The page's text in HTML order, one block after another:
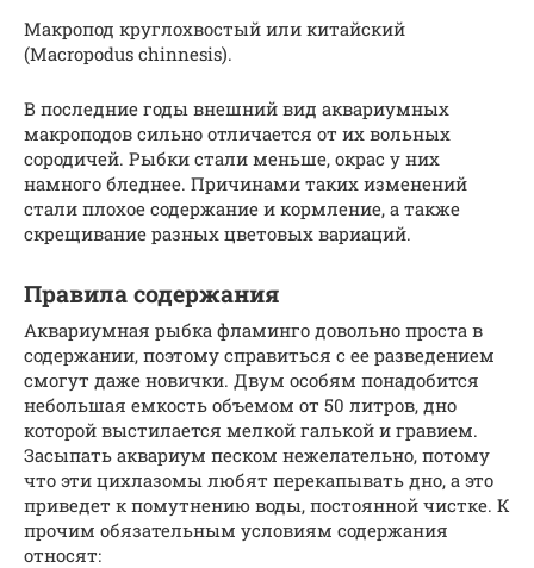
Макропод круглохвостый или китайский
(Macropodus chinnesis).
В последние годы внешний вид аквариумных
макроподов сильно отличается от их вольных
сородичей. Рыбки стали меньше, окрас у них
намного бледнее. Причинами таких изменений
стали плохое содержание и кормление, а также
скрещивание разных цветовых вариаций.
Правила содержания
Аквариумная рыбка фламинго довольно проста в
содержании, поэтому справиться с ее разведением
смогут даже новички. Двум особям понадобится
небольшая емкость объемом от 50 литров, дно
которой выстилается мелкой галькой и гравием.
Засыпать аквариум песком нежелательно, потому
что эти цихлазомы любят перекапывать дно, а это
приведет к помутнению воды, постоянной чистке. К
прочим обязательным условиям содержания
относят: